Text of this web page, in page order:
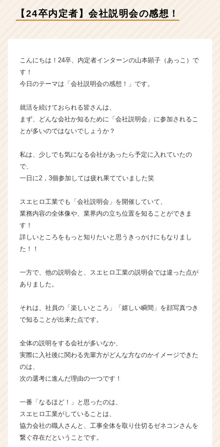
ン】
チ
成
企
業
か
カ
ト
届
く
サ
チ
ア
h
e
r
r
e
e
r）
【24卒内定者】会社説明会の感想！
こんにちは！24卒、内定者インターンの山本顕子（あっこ）で
す！
今日のテーマは「会社説明会の感想！」です。
就活を続けておられる皆さんは、
まず、どんな会社か知るために「会社説明会」に参加されるこ
とが多いのではないでしょうか？
私は、少しでも気になる会社があったら予定に入れていたの
で、
一日に2，3個参加しては疲れ果てていました笑
スエヒロ工業でも「会社説明会」を開催していて、
業務内容の全体像や、業界内の立ち位置を知ることができま
す！
詳しいところをもっと知りたいと思うきっかけにもなりまし
た！！
一方で、他の説明会と、スエヒロ工業の説明会では違った点が
ありました。
それは、社員の「楽しいところ」「嬉しい瞬間」を顔写真つき
で知ることが出来た点です。
全体の説明をする会社が多いなか、
実際に入社後に関わる先輩方がどんな方なのかイメージできた
のは、
次の選考に進んだ理由の一つです！
一番「なるほど！」と思ったのは、
スエヒロ工業がしていることは、
協力会社の職人さんと、工事全体を取り仕切るゼネコンさんを
繋ぐ存在だということです。